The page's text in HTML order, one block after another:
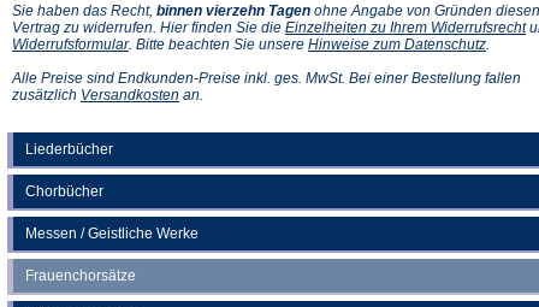
Liederbücher
Chorbücher
Messen / Geistliche Werke
Frauenchorsätze
Sie haben das Recht, binnen vierzehn Tagen ohne Angabe von Gründen diesen
Vertrag zu widerrufen. Hier finden Sie die Einzelheiten zu Ihrem Widerrufsrecht
Widerrufsformular(Öffnet
einem
neuen
. Bitte beachten Sie unsere Hinweise zum Datenschutz(Öffnet
einem
Alle Preise sind Endkunden-Preise inkl. ges. MwSt. Bei einer Bestellung fallen
zusätzlich Versandkosten (Öffnet
an.